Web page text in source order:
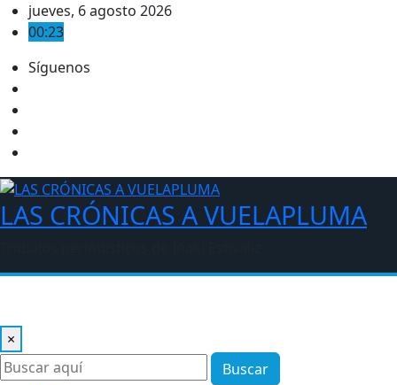
Saltarjueves, 6 agosto 2026
00:23
Síguenos
LAS CRÓNICAS A VUELAPLUMA
×
Buscar